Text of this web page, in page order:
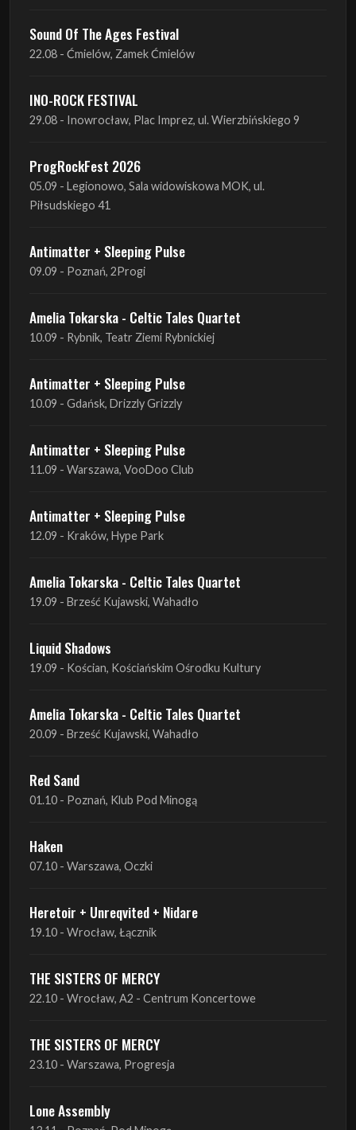
INO-ROCK FESTIVAL
29.08 - Inowrocław, Plac Imprez, ul. Wierzbińskiego 9
ProgRockFest 2026
Antimatter + Sleeping Pulse
09.09 - Poznań, 2Progi
Amelia Tokarska - Celtic Tales Quartet
10.09 - Rybnik, Teatr Ziemi Rybnickiej
Antimatter + Sleeping Pulse
Antimatter + Sleeping Pulse
11.09 - Warszawa, VooDoo Club
Antimatter + Sleeping Pulse
12.09 - Kraków, Hype Park
Amelia Tokarska - Celtic Tales Quartet
19.09 - Brześć Kujawski, Wahadło
Liquid Shadows
19.09 - Kościan, Kościańskim Ośrodku Kultury
Amelia Tokarska - Celtic Tales Quartet
20.09 - Brześć Kujawski, Wahadło
Red Sand
Haken
Heretoir + Unreqvited + Nidare
THE SISTERS OF MERCY
22.10 - Wrocław, A2 - Centrum Koncertowe
THE SISTERS OF MERCY
Lone Assembly
Lone Assembly
14.11 - Piekary Śląskie, OK Andaluzja